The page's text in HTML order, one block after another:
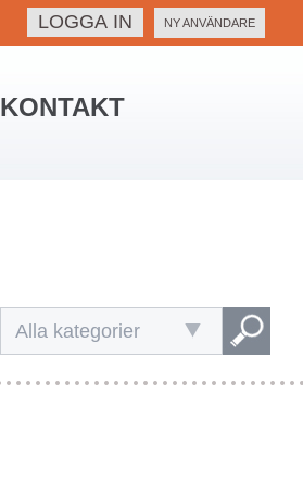
NY ANVÄNDARE
KONTAKT
Alla kategorier